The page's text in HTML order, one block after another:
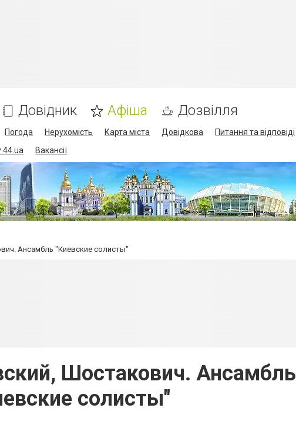
Довідник Афіша Дозвілля
Погода Нерухомість Карта міста Довідкова Питання та відповіді
44.ua
Вакансії
Ансамбль "Киевские солисты"
Шостакович. Ансамбль
солисты"